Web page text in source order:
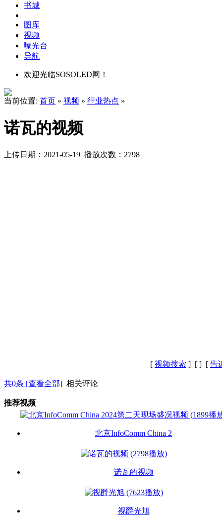
书城
图库
视频
曝光台
导航
欢迎光临SOSOLED网！
当前位置: 首页 » 视频 » 行业热点 »
诺瓦的视频
上传日期：2021-05-19 播放次数： 2798
[ 视频搜索 ] [ ] [ 告
共0条 [查看全部] 相关评论
推荐视频
北京InfoComm China 2
诺瓦的视频
视爵光旭